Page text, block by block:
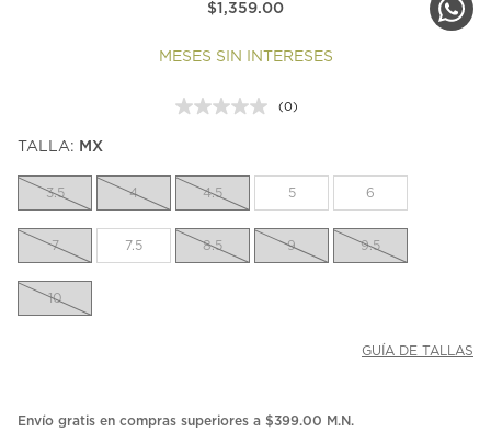
$1,359.00
MESES SIN INTERESES
Sin
la
misma
(0)
TALLA: MX
3.5 4 4.5 5 6
7 7.5 8.5 9 9.5
10
GUÍA DE TALLAS
Envío gratis en compras superiores a $399.00 M.N.